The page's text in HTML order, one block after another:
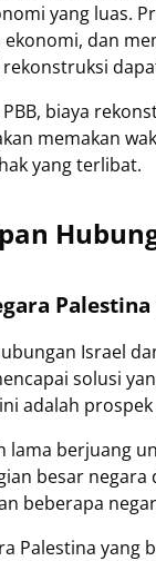
yang luas.
dan
biaya
memakan
yang terlibat.
Israel
solusi
adalah
lama berjuang
besar
beberapa
Palestina